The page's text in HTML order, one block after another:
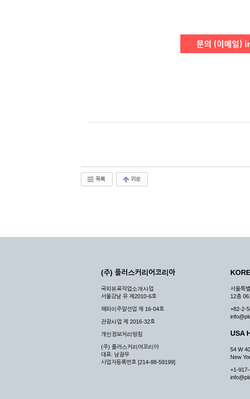
문의 (이메일)
목록 위로
(주) 플러스커리어코리아
국외유료직업소개사업
서울강남 유 제2010-6호
해외이주알선업 제 16-04호
관광사업 제 2016-32호
개인정보처리방침
(주) 플러스커리어코리아
대표: 남광우
사업자등록번호 [214-88-59199]
서울특
12층
+82-2-
USA
54 W
New
+1-